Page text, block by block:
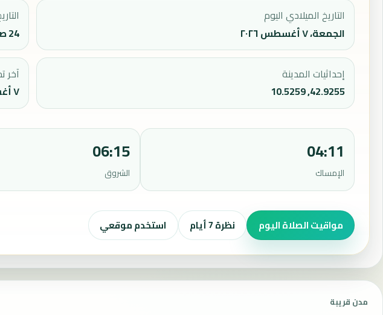
التاريخ الميلادي اليوم
الجمعة، ٧ أغسطس ٢٠٢٦
24 صفر 1448 هـ
إحداثيات المدينة
42.9255, 10.5259
آخر
٧ أغسطس ٢٠٢٦ في ١٢:٠٢ ص
04:11
الإمساك
06:15
الشروق
مواقيت الصلاة اليوم نظرة 7 أيام استخدم موقعي
مدن قريبة